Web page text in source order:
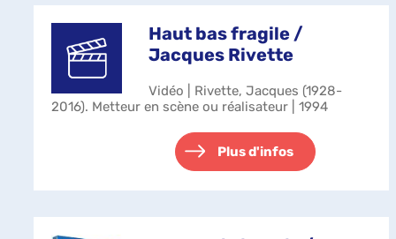
Haut bas fragile /
Jacques Rivette
Vidéo | Rivette, Jacques (1928-
2016). Metteur en scène ou réalisateur | 1994
Plus d'infos